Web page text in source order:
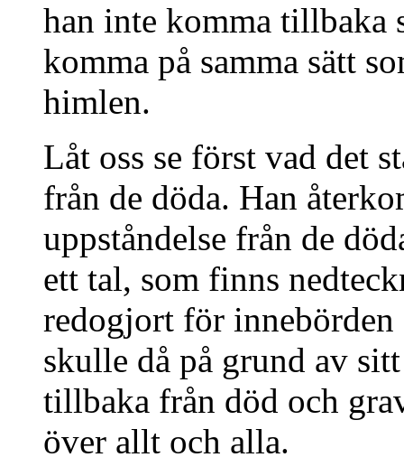
han inte komma tillbaka
komma på samma sätt
himlen.
Låt oss se först vad det
från de döda. Han
uppståndelse från de
ett tal, som finns
redogjort för
skulle då på grund av
tillbaka från död och
över allt och alla.